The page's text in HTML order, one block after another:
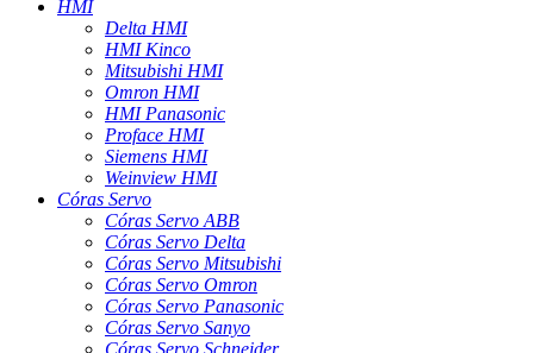
HMI
Delta HMI
HMI Kinco
Mitsubishi HMI
Omron HMI
HMI Panasonic
Proface HMI
Siemens HMI
Weinview HMI
Córas Servo
Córas Servo ABB
Córas Servo Delta
Córas Servo Mitsubishi
Córas Servo Omron
Córas Servo Panasonic
Córas Servo Sanyo
Córas Servo Schneider